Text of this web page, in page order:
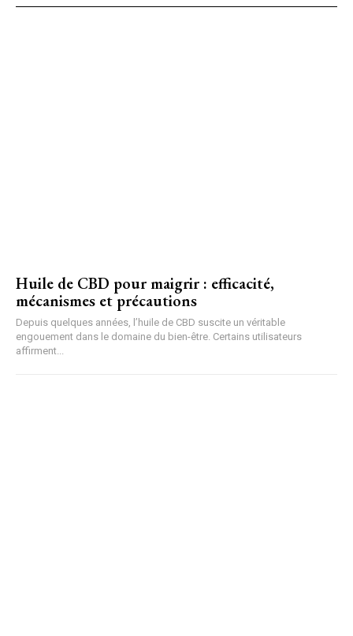
Huile de CBD pour maigrir : efficacité,
mécanismes et précautions
Depuis quelques années, l’huile de CBD suscite un véritable
engouement dans le domaine du bien-être. Certains utilisateurs
affirment...